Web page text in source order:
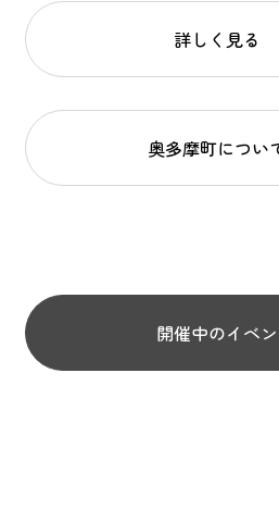
詳しく見る
奥多摩町につい
開催中のイベ